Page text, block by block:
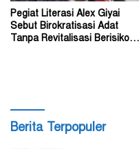
Pegiat Literasi Alex Giyai
Sebut Birokratisasi Adat
Tanpa Revitalisasi Berisiko
Berita Terpopuler